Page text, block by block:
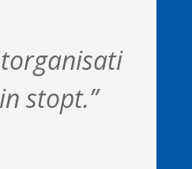
stopt.”